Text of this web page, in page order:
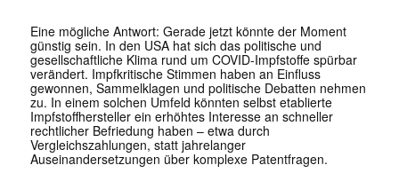
Eine mögliche Antwort: Gerade jetzt könnte der Moment
günstig sein. In den USA hat sich das politische und
gesellschaftliche Klima rund um COVID-Impfstoffe spürbar
verändert. Impfkritische Stimmen haben an Einfluss
gewonnen, Sammelklagen und politische Debatten nehmen
zu. In einem solchen Umfeld könnten selbst etablierte
Impfstoffhersteller ein erhöhtes Interesse an schneller
rechtlicher Befriedung haben – etwa durch
Vergleichszahlungen, statt jahrelanger
Auseinandersetzungen über komplexe Patentfragen.